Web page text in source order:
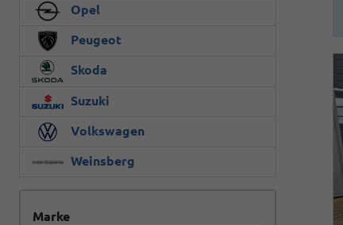
Opel
Peugeot
Skoda
Suzuki
Volkswagen
Weinsberg
Marke